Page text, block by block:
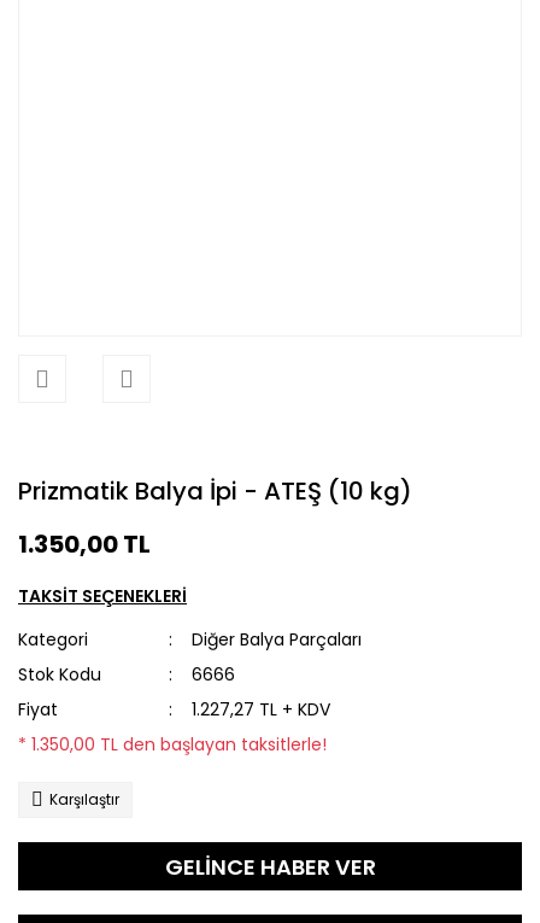
Prizmatik Balya İpi - ATEŞ (10 kg)
1.350,00 TL
TAKSİT SEÇENEKLERİ
Kategori
Diğer Balya Parçaları
Stok Kodu
6666
Fiyat
1.227,27 TL + KDV
* 1.350,00 TL den başlayan taksitlerle!
Karşılaştır
GELİNCE HABER VER